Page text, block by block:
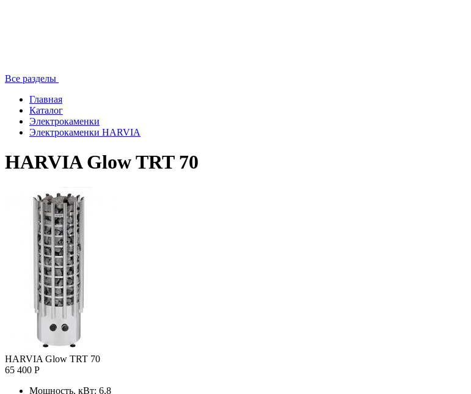
Все разделы
Главная
Каталог
Электрокаменки
Электрокаменки HARVIA
HARVIA Glow TRT 70
HARVIA Glow TRT 70
65 400 Р
Мощность, кВт: 6,8